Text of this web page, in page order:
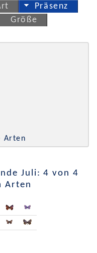
Präsenz
Größe
Arten
Juli: 4 von 4
Arten